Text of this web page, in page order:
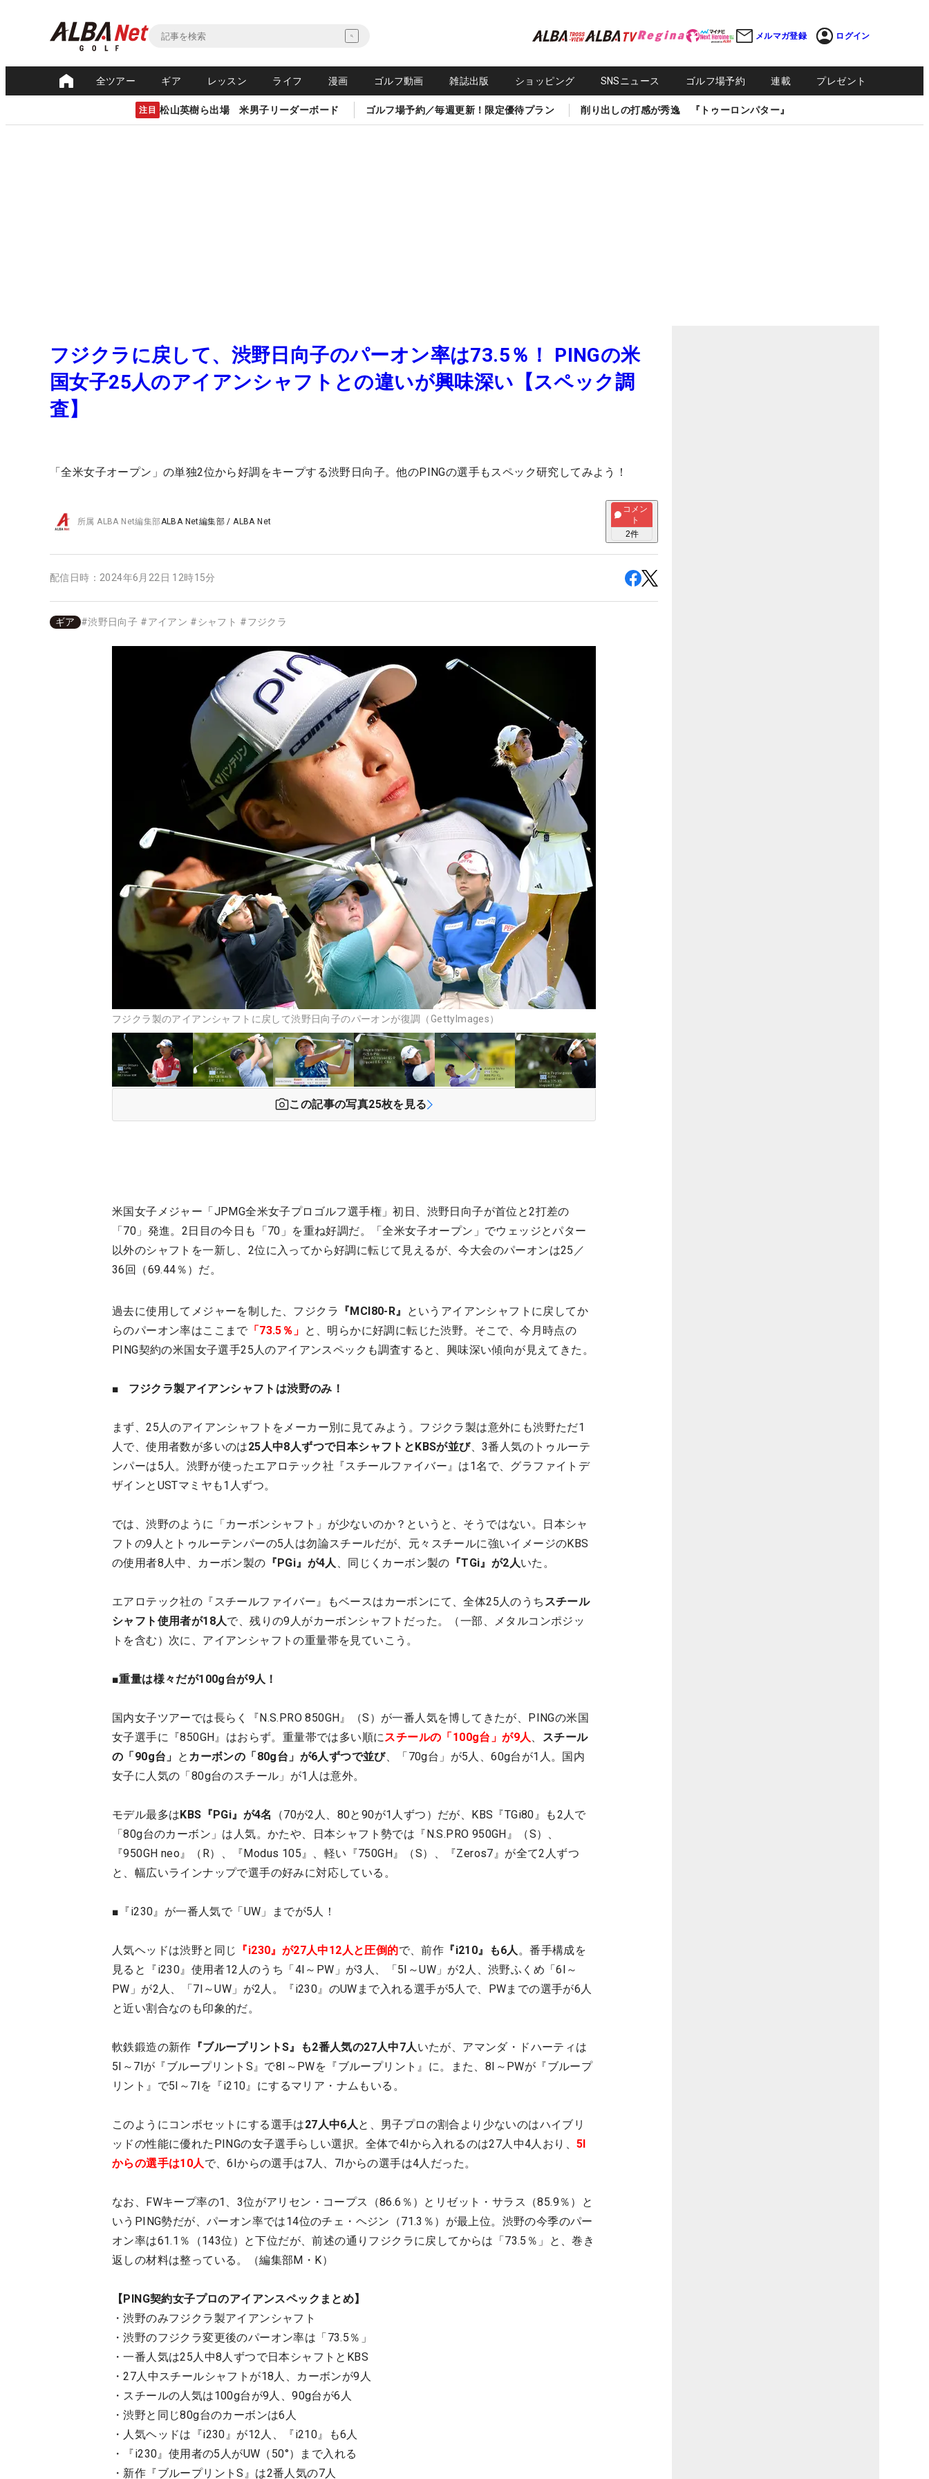
メルマガ登録 ログイン
全ツアー ギア レッスン ライフ 漫画 ゴルフ動画 雑誌出版 ショッピング SNSニュース ゴルフ場予約 連載 プレゼント
注目 松山英樹ら出場 米男子リーダーボード ゴルフ場予約／毎週更新！限定優待プラン 削り出しの打感が秀逸 『トゥーロンパター』
フジクラに戻して、渋野日向子のパーオン率は73.5％！ PINGの米
国女子25人のアイアンシャフトとの違いが興味深い【スペック調
査】
「全米女子オープン」の単独2位から好調をキープする渋野日向子。他のPINGの選手もスペック研究してみよう！
所属ALBA Net編集部ALBA Net編集部 /ALBA Net
コメン
ト
2件
配信日時： 2024年6月22日 12時15分
ギア #渋野日向子 #アイアン # シャフト #フジクラ
フジクラ製のアイアンシャフトに戻して渋野日向子のパーオンが復調（GettyImages）
この記事の写真25枚を見る
米国女子メジャー「JPMG全米女子プロゴルフ選手権」初日、渋野日向子が首位と2打差の
「70」発進。2日目の今日も「70」を重ね好調だ。「全米女子オープン」でウェッジとパター
以外のシャフトを一新し、2位に入ってから好調に転じて見えるが、今大会のパーオンは25／
36回（69.44％）だ。
過去に使用してメジャーを制した、フジクラ 『MCI80-R』
というアイアンシャフトに戻してか
らのパーオン率はここまで 「73.5％」 と、明らかに好調に転じた渋野。そこで、今月時点の
PING契約の米国女子選手25人のアイアンスペックも調査すると、興味深い傾向が見えてきた。
■ フジクラ製アイアンシャフトは渋野のみ！
まず、25人のアイアンシャフトをメーカー別に見てみよう。フジクラ製は意外にも渋野ただ1
人で、使用者数が多いのは25人中8人ずつで日本シャフトとKBSが並び、3番人気のトゥルーテ
ンパーは5人。渋野が使ったエアロテック社『スチールファイバー』は1名で、グラファイトデ
ザインとUSTマミヤも1人ずつ。
では、渋野のように「カーボンシャフト」が少ないのか？というと、そうではない。日本シャ
フトの9人とトゥルーテンパーの5人は勿論スチールだが、元々スチールに強いイメージのKBS
の使用者8人中、カーボン製の 『PGi』が4人 、同じくカーボン製の 『TGi』が2人いた。
エアロテック社の『スチールファイバー』もベースはカーボンにて、全体25人のうち スチール
シャフト使用者が18人で、残りの9️人がカーボンシャフトだった。（一部、メタルコンポジッ
トを含む）次に、アイアンシャフトの重量帯を見ていこう。
■重量は様々だが100g台が9人！
国内女子ツアーでは長らく『N.S.PRO 850GH』（S）が一番人気を博してきたが、PINGの米国
女子選手に『850GH』はおらず。重量帯では多い順に スチールの「100g台」が9人
スチール
の「90g台」 と カーボンの「80g台」が6人ずつで並び、「70g台」が5人、60g台が1人。国内
女子に人気の「80g台のスチール」が1人は意外。
モデル最多はKBS『PGi』が4名
（70が2人、80と90が1人ずつ）だが、KBS『TGi80』も2人で
「80g台のカーボン」は人気。かたや、日本シャフト勢では『N.S.PRO 950GH』（S）、
『950GH neo』（R）、『Modus 105』、軽い『750GH』（S）、『Zeros7』が全て2人ずつ
と、幅広いラインナップで選手の好みに対応している。
■『i230』が一番人気で「UW」までが5人！
人気ヘッドは渋野と同じ 『i230』が27人中12人と圧倒的で、前作 『i210』も6人 。番手構成を
見ると『i230』使用者12人のうち「4I～PW」が3人、「5I～UW」が2人、渋野ふくめ「6I～
PW」が2人、「7I～UW」が2人。『i230』のUWまで入れる選手が5人で、PWまでの選手が6人
と近い割合なのも印象的だ。
軟鉄鍛造の新作 『ブループリントS』も2番人気の27人中7人 いたが、アマンダ・ドハーティは
5I～7Iが『ブループリントS』で8I～PWを『ブループリント』に。また、8I～PWが『ブループ
リント』で5I～7Iを『i210』にするマリア・ナムもいる。
このようにコンボセットにする選手は27人中6人 と、男子プロの割合より少ないのはハイブリ
ッドの性能に優れたPINGの女子選手らしい選択。全体で4Iから入れるのは27人中4人おり、 5I
からの選手は10人 で、6Iからの選手は7人、7Iからの選手は4人だった。
なお、FWキープ率の1、3位がアリセン・コープス（86.6％）とリゼット・サラス（85.9％）と
いうPING勢だが、パーオン率では14位のチェ・ヘジン（71.3％）が最上位。渋野の今季のパー
オン率は61.1％（143位）と下位だが、前述の通りフジクラに戻してからは「73.5％」と、巻き
返しの材料は整っている。（編集部M・K）
【PING契約女子プロのアイアンスペックまとめ】
・渋野のみフジクラ製アイアンシャフト
・渋野のフジクラ変更後のパーオン率は「73.5％」
・一番人気は25人中8人ずつで日本シャフトとKBS
・27人中スチールシャフトが18人、カーボンが9人
・スチールの人気は100g台が9人、90g台が6人
・渋野と同じ80g台のカーボンは6人
・人気ヘッドは『i230』が12人、『i210』も6人
・『i230』使用者の5人がUW（50°）まで入れる
・新作『ブループリントS』は2番人気の7人